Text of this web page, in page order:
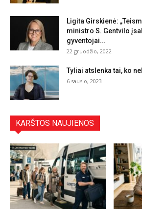
Ligita Girskienė:
ministro S. Gentvilo
gyventojai...
22 gruodžio, 2022
Tyliai atslenka tai, ko
6 sausio, 2023
KARŠTOS NAUJIENOS